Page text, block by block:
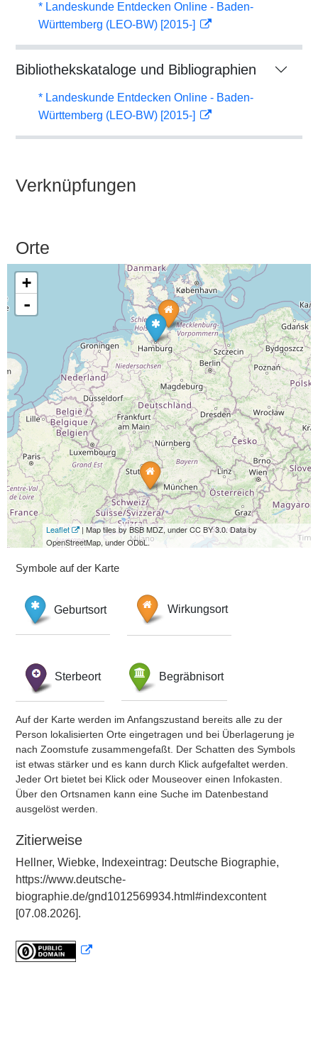
* Landeskunde Entdecken Online - Baden-
Württemberg (LEO-BW) [2015-]
Bibliothekskataloge und Bibliographien
* Landeskunde Entdecken Online - Baden-
Württemberg (LEO-BW) [2015-]
Verknüpfungen
Orte
+
-
Leaflet
| Map tiles by BSB MDZ, under CC BY 3.0. Data by
OpenStreetMap, under ODbL.
Symbole auf der Karte
Geburtsort Wirkungsort
Sterbeort Begräbnisort
Auf der Karte werden im Anfangszustand bereits alle zu der
Person lokalisierten Orte eingetragen und bei Überlagerung je
nach Zoomstufe zusammengefaßt. Der Schatten des Symbols
ist etwas stärker und es kann durch Klick aufgefaltet werden.
Jeder Ort bietet bei Klick oder Mouseover einen Infokasten.
Über den Ortsnamen kann eine Suche im Datenbestand
ausgelöst werden.
Zitierweise
Hellner, Wiebke, Indexeintrag: Deutsche Biographie,
https://www.deutsche-
biographie.de/gnd1012569934.html#indexcontent
[07.08.2026].